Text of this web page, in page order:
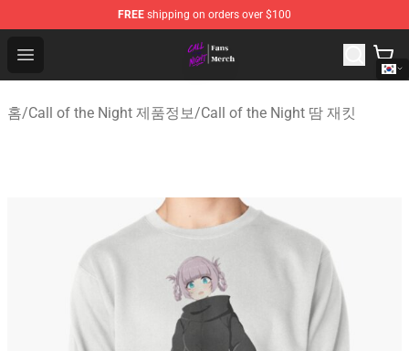
FREE shipping on orders over $100
Open menu
Call of the Night Store - Official Call of the Night
홈/Call of the Night 제품정보/Call of the Night 땀 재킷